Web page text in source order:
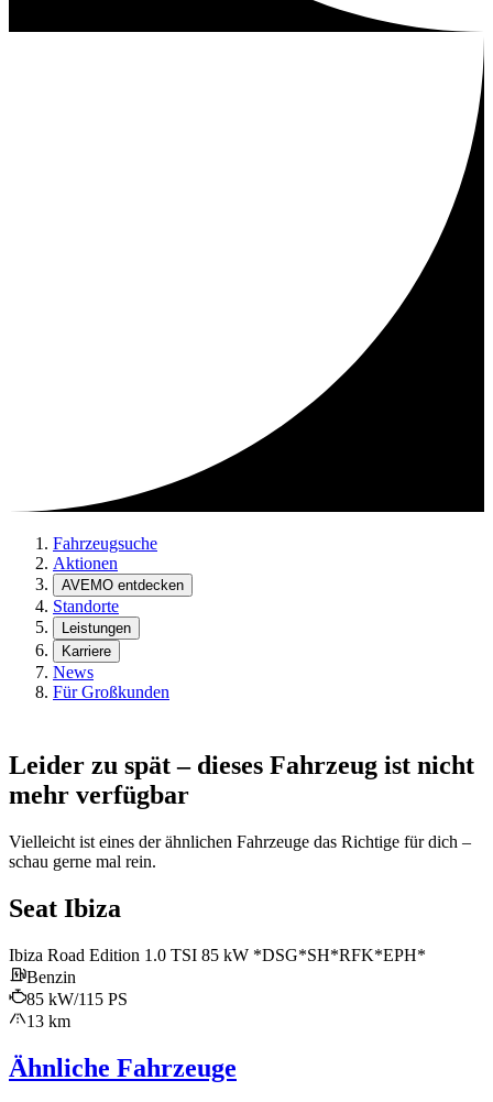
Fahrzeugsuche
Aktionen
AVEMO entdecken
Standorte
Leistungen
Karriere
News
Für Großkunden
Leider zu spät – dieses Fahrzeug ist nicht
mehr verfügbar
Vielleicht ist eines der ähnlichen Fahrzeuge das Richtige für dich –
schau gerne mal rein.
Seat Ibiza
Ibiza Road Edition 1.0 TSI 85 kW *DSG*SH*RFK*EPH*
Benzin
85 kW/115 PS
13 km
Ähnliche Fahrzeuge